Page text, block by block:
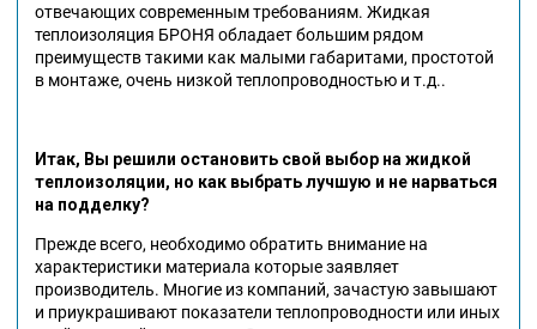
отвечающих современным требованиям. Жидкая
теплоизоляция БРОНЯ обладает большим рядом
преимуществ такими как малыми габаритами, простотой
в монтаже, очень низкой теплопроводностью и т.д..
Итак, Вы решили остановить свой выбор на жидкой
теплоизоляции, но как выбрать лучшую и не нарваться
на подделку?
Прежде всего, необходимо обратить внимание на
характеристики материала которые заявляет
производитель. Многие из компаний, зачастую завышают
и приукрашивают показатели теплопроводности или иных